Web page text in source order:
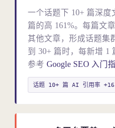
一个话题下 10+ 篇深
篇的高 161%。每篇文
其他文章，形成话题集
到 30+ 篇时，每新增 1
参考 Google SEO 入门
话题 10+ 篇 AI 引用率